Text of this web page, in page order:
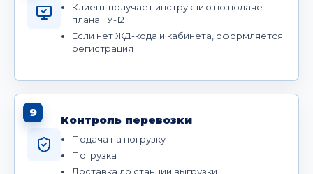
Клиент получает инструкцию по подаче
плана ГУ-12
Если нет ЖД-кода и кабинета, оформляется
регистрация
9
Контроль перевозки
Подача на погрузку
Погрузка
Доставка до станции выгрузки